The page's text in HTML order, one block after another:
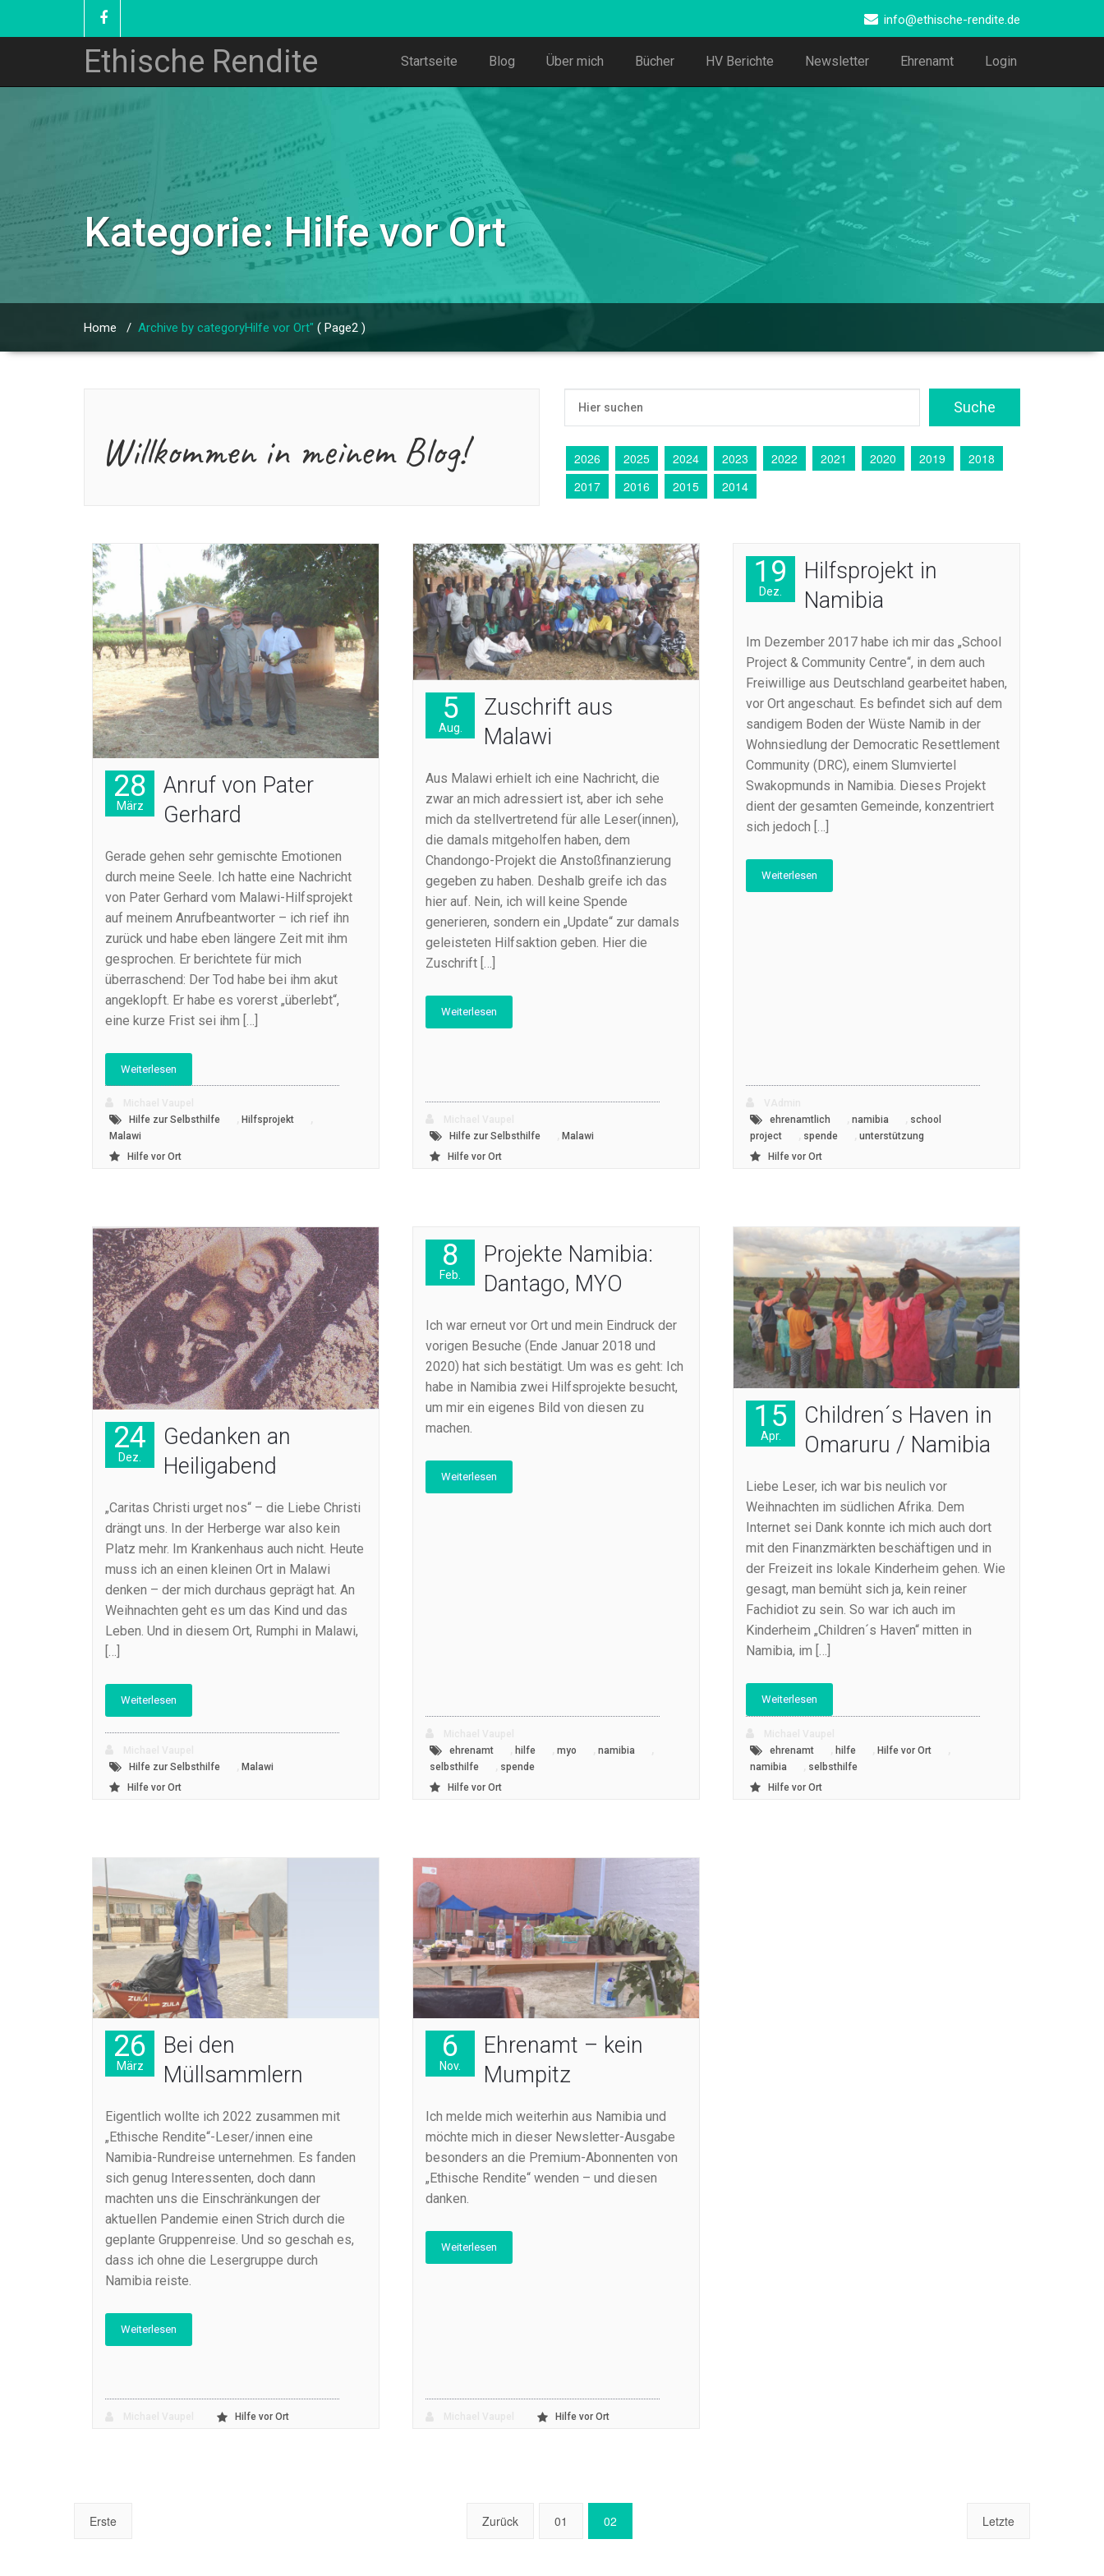
info@ethische-rendite.de
Ethische Rendite Startseite Blog Über mich Bücher HV Berichte Newsletter Ehrenamt Login
Kategorie: Hilfe vor Ort
Home / Archive by categoryHilfe vor Ort" ( Page2 )
Willkommen in meinem Blog! 2026 2025 2024 2023 2022 2021 2020 2019
2018
2017
2016 2015 2014
28
März
Anruf von Pater
Gerhard
Gerade gehen sehr gemischte Emotionen
durch meine Seele. Ich hatte eine Nachricht
von Pater Gerhard vom Malawi-Hilfsprojekt
auf meinem Anrufbeantworter – ich rief ihn
zurück und habe eben längere Zeit mit ihm
gesprochen. Er berichtete für mich
überraschend: Der Tod habe bei ihm akut
angeklopft. Er habe es vorerst „überlebt“,
eine kurze Frist sei ihm […]
Weiterlesen
Hilfe zur Selbsthilfe
Hilfsprojekt
Malawi
Hilfe vor Ort
5
Aug.
Zuschrift aus
Malawi
Aus Malawi erhielt ich eine Nachricht, die
zwar an mich adressiert ist, aber ich sehe
mich da stellvertretend für alle Leser(innen),
die damals mitgeholfen haben, dem
Chandongo-Projekt die Anstoßfinanzierung
gegeben zu haben. Deshalb greife ich das
hier auf. Nein, ich will keine Spende
generieren, sondern ein „Update“ zur damals
geleisteten Hilfsaktion geben. Hier die
Zuschrift […]
Weiterlesen
Hilfe zur Selbsthilfe
Malawi
Hilfe vor Ort
19
Dez.
Hilfsprojekt in
Namibia
Im Dezember 2017 habe ich mir das „School
Project & Community Centre“, in dem auch
Freiwillige aus Deutschland gearbeitet haben,
vor Ort angeschaut. Es befindet sich auf dem
sandigem Boden der Wüste Namib in der
Wohnsiedlung der Democratic Resettlement
Community (DRC), einem Slumviertel
Swakopmunds in Namibia. Dieses Projekt
dient der gesamten Gemeinde, konzentriert
sich jedoch […]
Weiterlesen
ehrenamtlich
namibia
school
project
spende
unterstützung
Hilfe vor Ort
24
Dez.
Gedanken an
Heiligabend
„Caritas Christi urget nos“ – die Liebe Christi
drängt uns. In der Herberge war also kein
Platz mehr. Im Krankenhaus auch nicht. Heute
muss ich an einen kleinen Ort in Malawi
denken – der mich durchaus geprägt hat. An
Weihnachten geht es um das Kind und das
Leben. Und in diesem Ort, Rumphi in Malawi,
Weiterlesen
Hilfe zur Selbsthilfe
Malawi
Hilfe vor Ort
8
Feb.
Projekte Namibia:
Dantago, MYO
Ich war erneut vor Ort und mein Eindruck der
vorigen Besuche (Ende Januar 2018 und
2020) hat sich bestätigt. Um was es geht: Ich
habe in Namibia zwei Hilfsprojekte besucht,
um mir ein eigenes Bild von diesen zu
machen.
Weiterlesen
ehrenamt
hilfe myo namibia
selbsthilfe
spende
Hilfe vor Ort
15
Apr.
Children´s Haven in
Omaruru / Namibia
Liebe Leser, ich war bis neulich vor
Weihnachten im südlichen Afrika. Dem
Internet sei Dank konnte ich mich auch dort
mit den Finanzmärkten beschäftigen und in
der Freizeit ins lokale Kinderheim gehen. Wie
gesagt, man bemüht sich ja, kein reiner
Fachidiot zu sein. So war ich auch im
Kinderheim „Children´s Haven“ mitten in
Namibia, im […]
Weiterlesen
ehrenamt
hilfe Hilfe vor Ort
namibia
selbsthilfe
Hilfe vor Ort
26
März
Bei den
Müllsammlern
Eigentlich wollte ich 2022 zusammen mit
„Ethische Rendite“-Leser/innen eine
Namibia-Rundreise unternehmen. Es fanden
sich genug Interessenten, doch dann
machten uns die Einschränkungen der
aktuellen Pandemie einen Strich durch die
geplante Gruppenreise. Und so geschah es,
dass ich ohne die Lesergruppe durch
Namibia reiste.
Weiterlesen
Hilfe vor Ort
6
Nov.
Ehrenamt – kein
Mumpitz
Ich melde mich weiterhin aus Namibia und
möchte mich in dieser Newsletter-Ausgabe
besonders an die Premium-Abonnenten von
„Ethische Rendite“ wenden – und diesen
danken.
Weiterlesen
Hilfe vor Ort
Erste Zurück 01 02 Letzte